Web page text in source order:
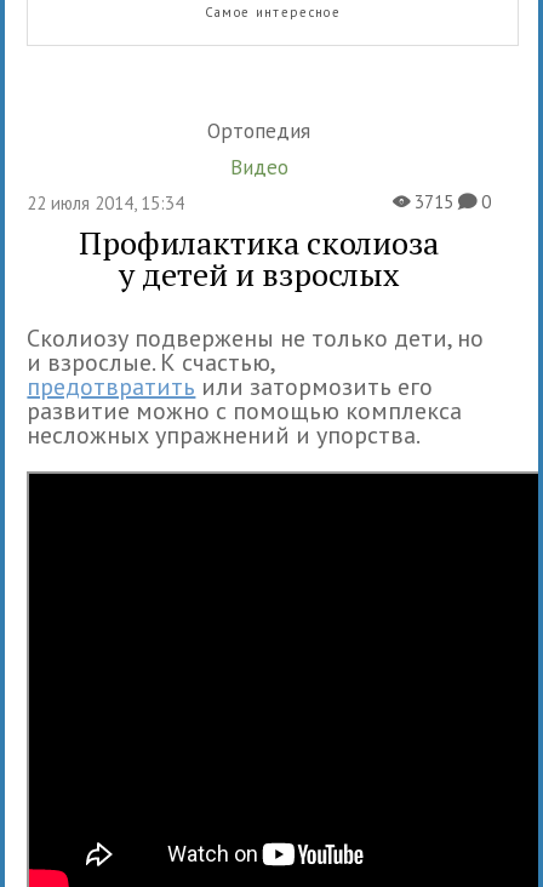
Самое интересное
Ортопедия
Видео
22 июля 2014, 15:34 X3715K0
Профилактика сколиоза
у детей и взрослых
Сколиозу подвержены не только дети, но
и взрослые. К счастью,
предотвратить или затормозить его
развитие можно с помощью комплекса
несложных упражнений и упорства.